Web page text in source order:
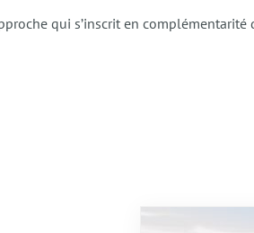
qui s’inscrit en